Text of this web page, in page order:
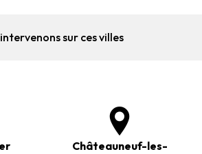
sur ces villes
Châteauneuf-les-